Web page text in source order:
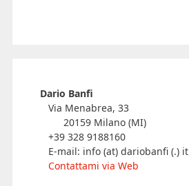
Dario Banfi
Via Menabrea, 33
20159 Milano (MI)
+39 328 9188160
E-mail: info (at) dariobanfi (.) it
Contattami via Web